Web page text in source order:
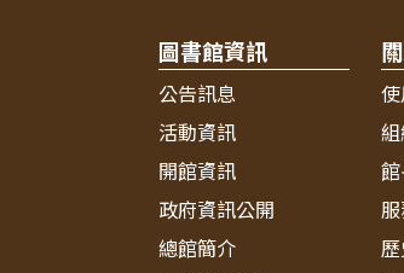
圖書館資訊
公告訊息
活動資訊
開館資訊
政府資訊公開
總館簡介
使
服